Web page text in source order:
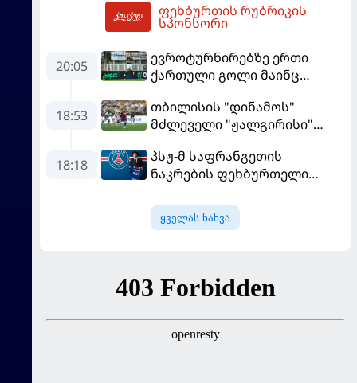
მომგებიანად გააგრძელა
ფეხბურთის რუბრიკის
სპონსორი
20:05
ევროტურნირებზე ერთი
ქართული გოლი მაინც
18:53
თბილისის "დინამოს"
მძლეველი "ჟალგირისი"
განადგურდა
18:18
პსჟ-მ საფრანგეთის
ნაკრების ფეხბურთელი
ყველას ნახვა